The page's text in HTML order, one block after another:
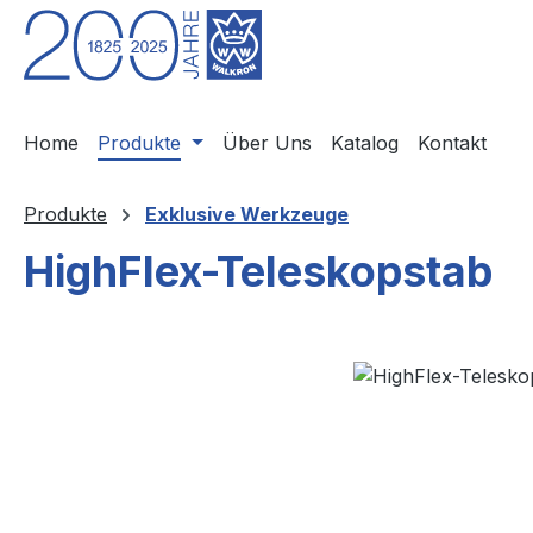
Hauptinhalt springen
Zur Suche springen
Zur Hauptnavigation springen
Home Produkte Über Uns Katalog Kontakt
Produkte Exklusive Werkzeuge
HighFlex-Teleskopstab